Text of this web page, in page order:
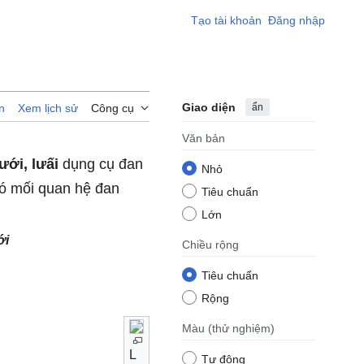
Tạo tài khoản Đăng nhập
Xem lịch sử Công cụ Giao diện ẩn
Văn bản
Nhỏ
Tiêu chuẩn
Lớn
Chiều rộng
Tiêu chuẩn
Rộng
Màu (thử nghiệm)
Tự động
lưới, lưấi dụng cụ đan
mối quan hệ đan
L